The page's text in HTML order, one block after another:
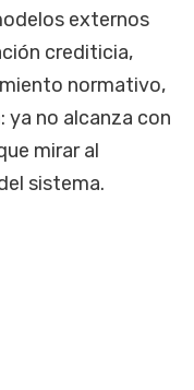
externos
crediticia,
normativo,
ya no alcanza con
mirar al
sistema.